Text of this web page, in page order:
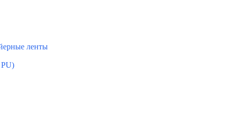
ленты
PU)